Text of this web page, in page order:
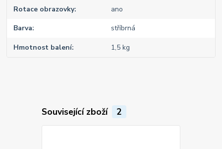
Rotace obrazovky ano
Barva stříbrná
Hmotnost balení 1,5 kg
Související zboží 2